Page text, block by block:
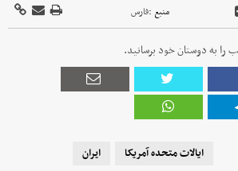
منبع :فارس
را به دوستان خود برسانید.
ایالات متحده آمریکا ایران